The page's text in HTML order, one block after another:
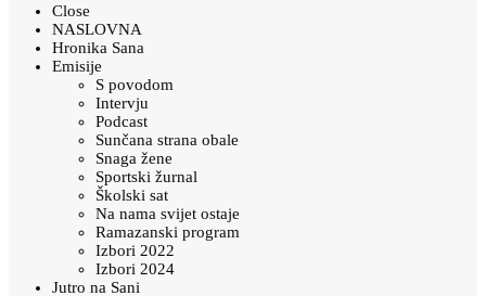
Close
NASLOVNA
Hronika Sana
Emisije
S povodom
Intervju
Podcast
Sunčana strana obale
Snaga žene
Sportski žurnal
Školski sat
Na nama svijet ostaje
Ramazanski program
Izbori 2022
Izbori 2024
Jutro na Sani